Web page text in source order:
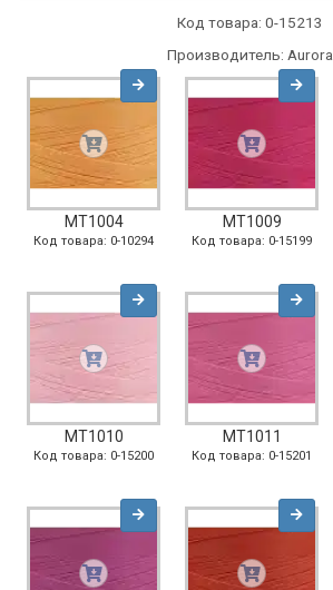
Код товара: 0-15213
Производитель: Aurora
MT1004
Код товара: 0-10294
MT1009
Код товара: 0-15199
MT1010
Код товара: 0-15200
MT1011
Код товара: 0-15201